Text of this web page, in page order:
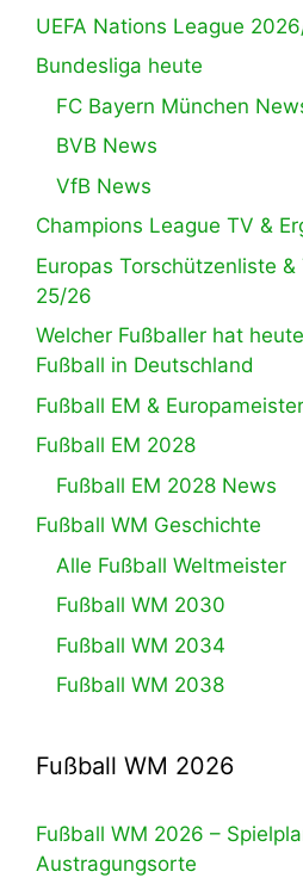
UEFA Nations League
Bundesliga heute
FC Bayern München
BVB News
VfB News
Champions League TV &
Europas Torschützenliste
25/26
Welcher Fußballer hat
Fußball in Deutschland
Fußball EM & Europameister
Fußball EM 2028
Fußball EM 2028 News
Fußball WM Geschichte
Alle Fußball Weltmeister
Fußball WM 2030
Fußball WM 2034
Fußball WM 2038
Fußball WM 2026
Fußball WM 2026 –
Austragungsorte